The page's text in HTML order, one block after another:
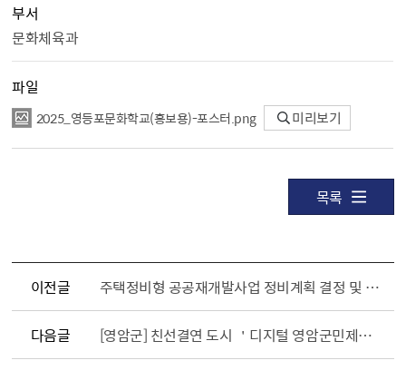
부서
문화체육과
파일
2025_영등포문화학교（홍보용）-포스터.png 미리보기
목록
이전글 주택정비형 공공재개발사업 정비계획 결정 및 정비구역 지정, 지구단위계획 결정 및 지형도면 고시(서울특별시고시 제 2024-620호)
다음글 [영암군] 친선결연 도시 ＇디지털 영암군민제도＇ 시행 안내